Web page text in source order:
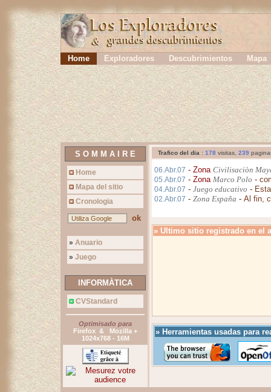
}
Home Exploradores Descubrimientos Mapa
S O M M A I R E
Home
Mapa del sitio
Cronologia
ok
» Anuario
» Juego
INFORMÀTICA
CVStandard
Optimisado para
Firefox & Mozilla +
1024x768 - 16M
Trafico del dia : 178 visitas, 239
06.Abr.07 - Zona Civilisaciòn
05.Abr.07 - Zona Marco Polo -
04.Abr.07 - Juego educativo -
02.Abr.07 - Zona España - Al fin,
» Ultimo sitio registrado en el
» Herramientas usadas para